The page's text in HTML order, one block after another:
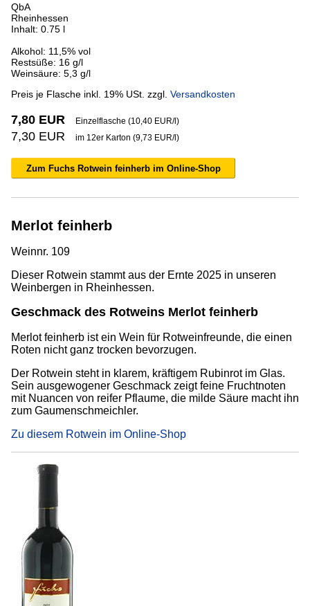
QbA
Rheinhessen
Inhalt: 0.75 l
Alkohol: 11,5% vol
Restsüße: 16 g/l
Weinsäure: 5,3 g/l
Preis je Flasche inkl. 19% USt. zzgl. Versandkosten
7,80 EUR Einzelflasche (10,40 EUR/l)
7,30 EUR im 12er Karton (9,73 EUR/l)
Zum Fuchs Rotwein feinherb im Online-Shop
Merlot feinherb
Weinnr. 109
Dieser Rotwein stammt aus der Ernte 2025 in unseren
Weinbergen in Rheinhessen.
Geschmack des Rotweins Merlot feinherb
Merlot feinherb ist ein Wein für Rotweinfreunde, die einen
Roten nicht ganz trocken bevorzugen.
Der Rotwein steht in klarem, kräftigem Rubinrot im Glas.
Sein ausgewogener Geschmack zeigt feine Fruchtnoten
mit Nuancen von reifer Pflaume, die milde Säure macht ihn
zum Gaumenschmeichler.
Zu diesem Rotwein im Online-Shop